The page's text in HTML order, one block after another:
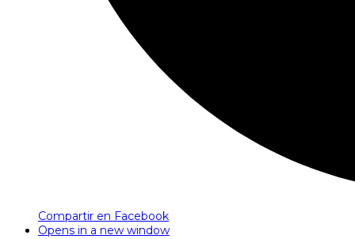
Compartir en Facebook
Opens in a new window